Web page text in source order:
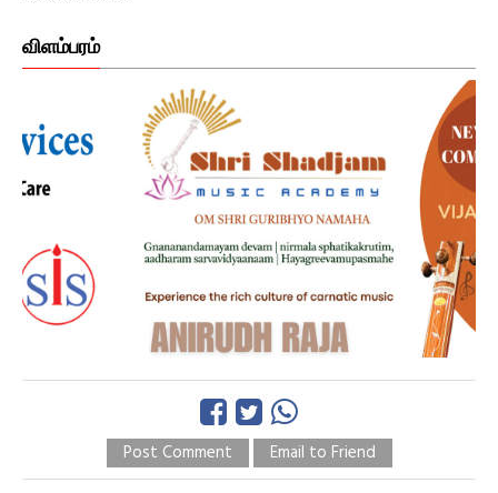
விளம்பரம்
Post Comment Email to Friend